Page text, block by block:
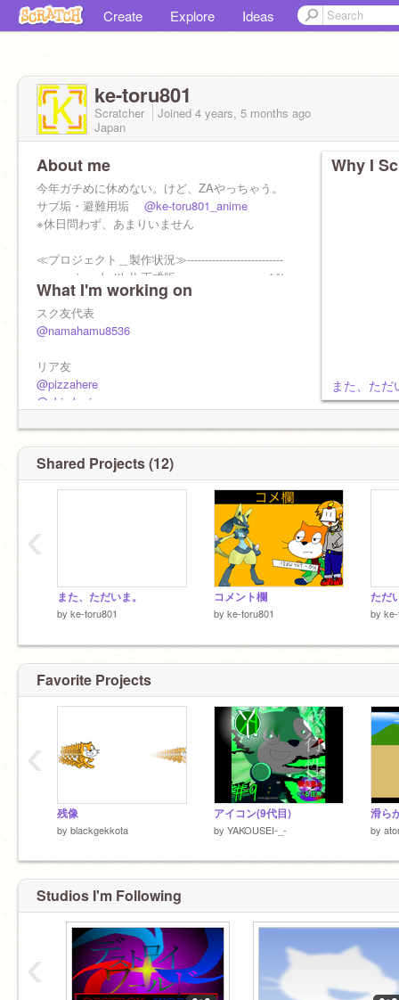
Create Explore Ideas
ke-toru801
Scratcher Joined 4 years, 5 months ago
Japan
About me
今年ガチめに休めない。けど、ZAやっちゃう。
サブ垢・避難用垢 @ke-toru801_anime
※休日問わず、あまりいません
≪プロジェクト＿製作状況≫---------------------------
・one-piece battle!! 正式版・・・・・・・・1％
・【新？？メ】異？,猫ノ？？《Ⅰ》？？り・・・
50％
What I'm working on
スク友代表
@namahamu8536
リア友
@pizzahere
@akirakurisu
@masyu3231
@umetyann0409
@akanozawa
@-akimatu-
多分誰かしら抜けてるから抜けてたら教えて
Why I
また、ただ
Shared Projects (12)
また、ただいま。
by ke-toru801
コメント欄
by ke-toru801
ただ
by
‹
Favorite Projects
残像
by blackgekkota
アイコン(9代目)
by YAKOUSEI-_-
滑ら
by
‹
Studios I'm Following
‹